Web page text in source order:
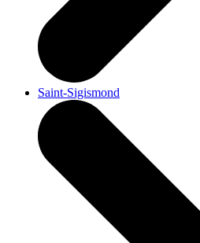
Saint-Sigismond